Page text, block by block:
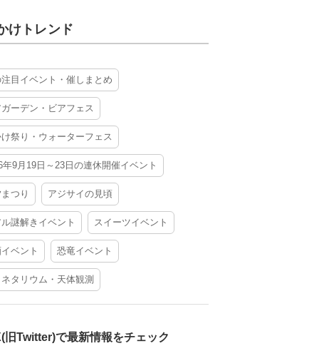
けトレンド
目イベント・催しまとめ
ーデン・ビアフェス
祭り・ウォーターフェス
年9月19日～23日の連休開催イベント
つり アジサイの見頃
謎解きイベント スイーツイベント
ベント 恐竜イベント
タリウム・天体観測
旧Twitter)で最新情報をチェック